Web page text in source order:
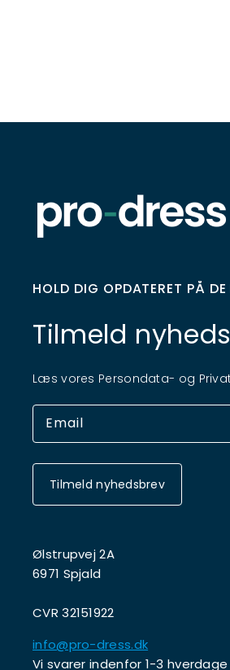
HOLD DIG OPDATERET PÅ
Tilmeld
Læs vores Persondata- og
Tilmeld nyhedsbrev
Ølstrupvej 2A
6971 Spjald
CVR 32151922
info@pro-dress.dk
Vi svarer indenfor 1-3 hverdage